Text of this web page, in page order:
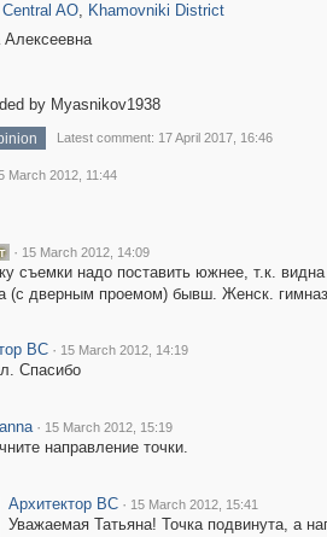
Central AO, Khamovniki District
Алексеевна
by Myasnikov1938
Latest comment: 17 April 2017, 16:46
March 2012, 11:44
· 15 March 2012, 14:09
съемки надо поставить южнее, т.к.
(с дверным проемом) бывш. Женск.
ВС · 15 March 2012, 14:19
Спасибо
· 15 March 2012, 15:19
направление точки.
Архитектор ВС · 15 March 2012, 15:41
Уважаемая Татьяна! Точка подвинута, а